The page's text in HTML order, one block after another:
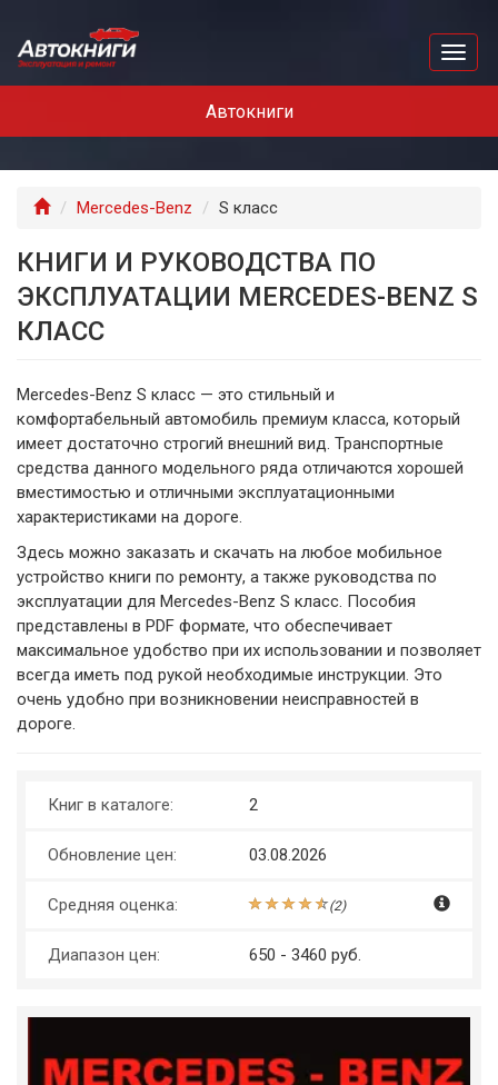
Автокниги
ГлавнаяMercedes-Benz S класс
КНИГИ И РУКОВОДСТВА ПО
ЭКСПЛУАТАЦИИ MERCEDES-BENZ S
КЛАСС
Mercedes-Benz S класс — это стильный и
комфортабельный автомобиль премиум класса, который
имеет достаточно строгий внешний вид. Транспортные
средства данного модельного ряда отличаются хорошей
вместимостью и отличными эксплуатационными
характеристиками на дороге.
Здесь можно заказать и скачать на любое мобильное
устройство книги по ремонту, а также руководства по
эксплуатации для Mercedes-Benz S класс. Пособия
представлены в PDF формате, что обеспечивает
максимальное удобство при их использовании и позволяет
всегда иметь под рукой необходимые инструкции. Это
очень удобно при возникновении неисправностей в
дороге.
Книг в каталоге: 2
Обновление цен: 03.08.2026
Средняя оценка: (2)
Диапазон цен: 650 - 3460 руб.